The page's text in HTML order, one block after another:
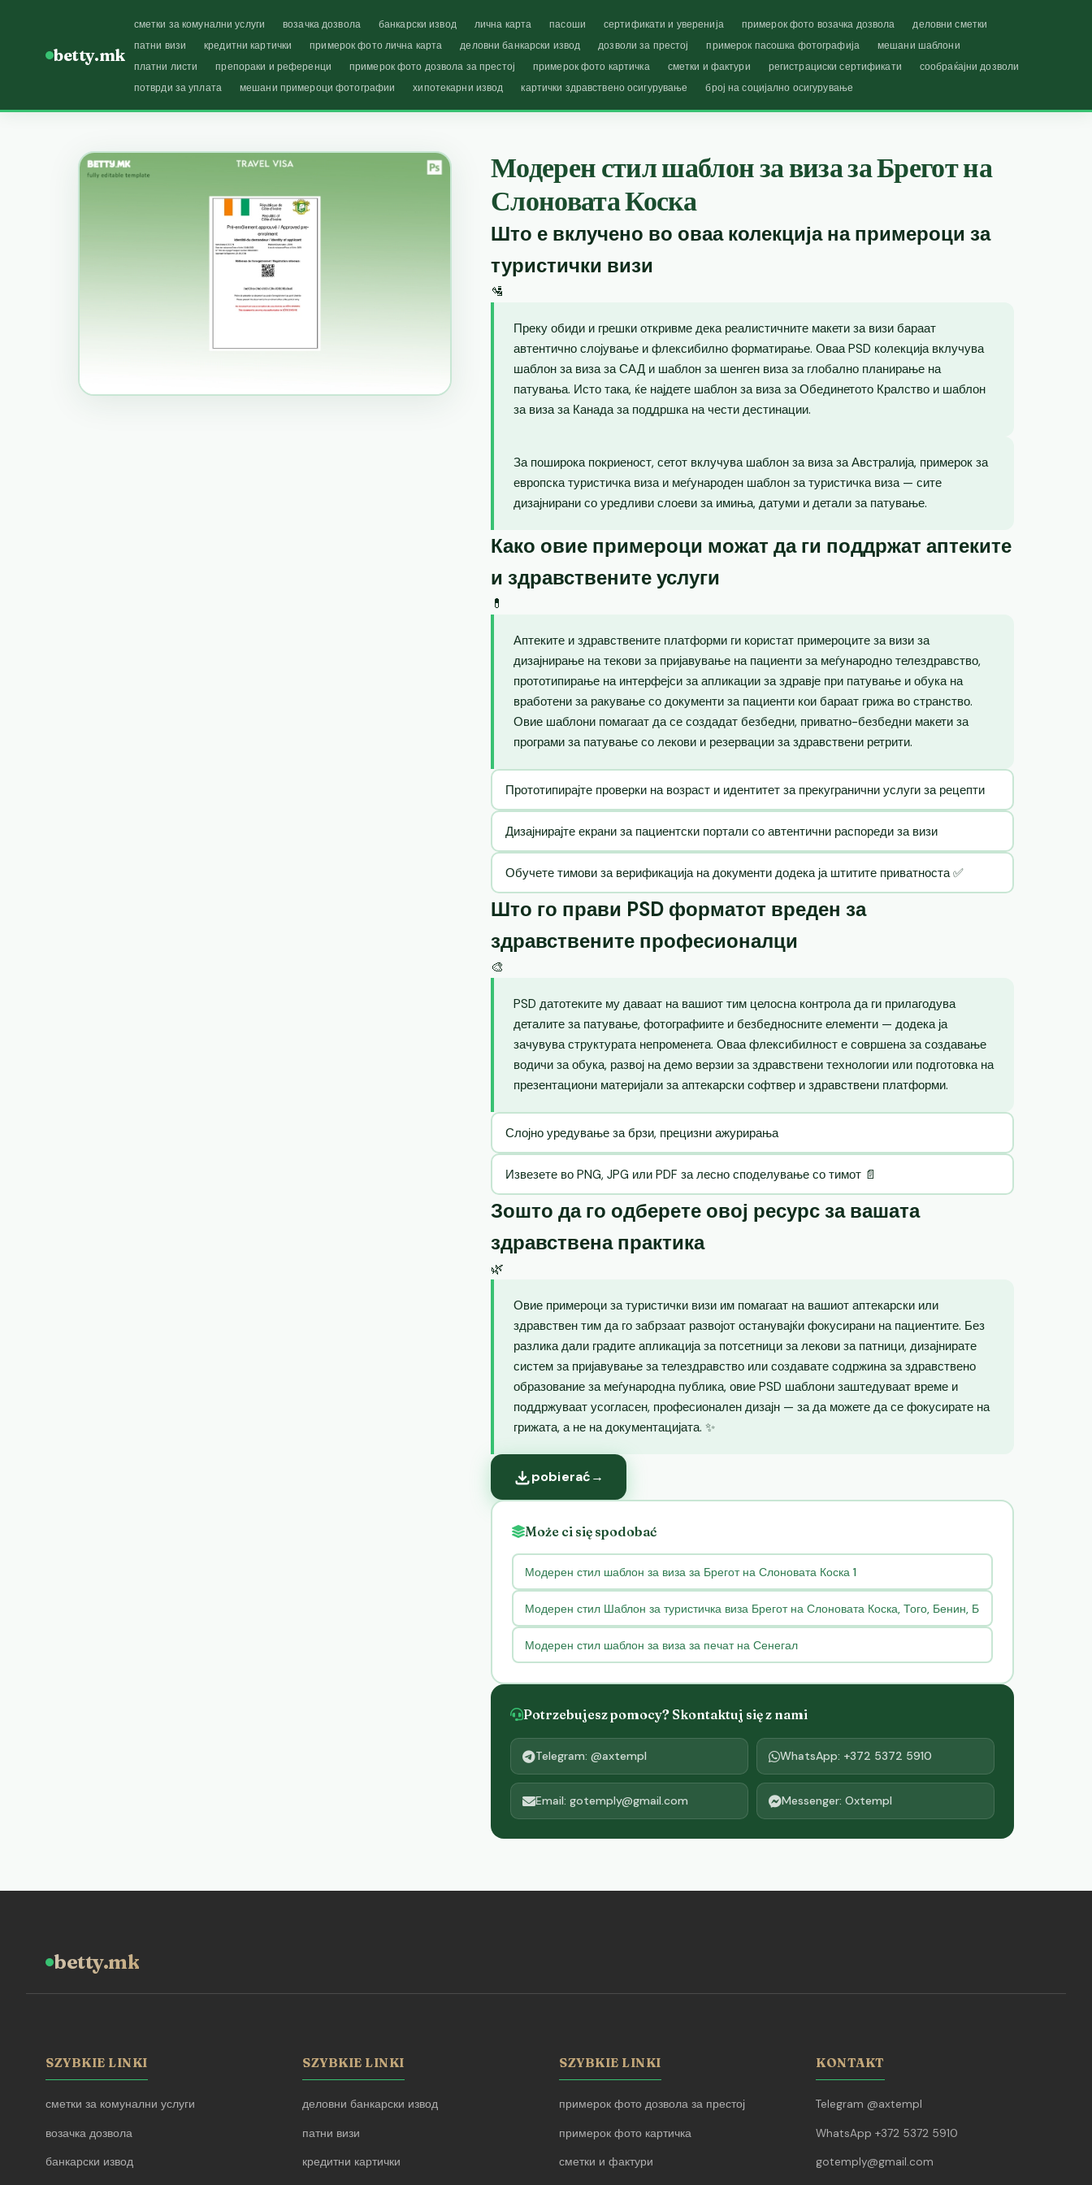
betty.mk
сметки за комунални услуги возачка дозвола банкарски извод лична карта пасоши сертификати и уверенија примерок фото возачка дозвола
деловни сметки
патни визи
кредитни картички примерок фото лична карта деловни банкарски извод дозволи за престој примерок пасошка фотографија
мешани шаблони
платни листи
препораки и референци примерок фото дозвола за престој примерок фото картичка сметки и фактури регистрациски сертификати
сообраќајни дозволи
потврди за уплата
мешани примероци фотографии хипотекарни извод картички здравствено осигурување број на социјално осигурување
Модерен стил шаблон за виза за Брегот на
Слоновата Коска
Што е вклучено во оваа колекција на примероци за
туристички визи
🛂
Преку обиди и грешки откривме дека реалистичните макети за визи бараат
автентично слојување и флексибилно форматирање. Оваа PSD колекција вклучува
шаблон за виза за САД и шаблон за шенген виза за глобално планирање на
патувања. Исто така, ќе најдете шаблон за виза за Обединетото Кралство и шаблон
за виза за Канада за поддршка на чести дестинации.
За поширока покриеност, сетот вклучува шаблон за виза за Австралија, примерок за
европска туристичка виза и меѓународен шаблон за туристичка виза — сите
дизајнирани со уредливи слоеви за имиња, датуми и детали за патување.
Како овие примероци можат да ги поддржат аптеките
и здравствените услуги
💊
Аптеките и здравствените платформи ги користат примероците за визи за
дизајнирање на текови за пријавување на пациенти за меѓународно телездравство,
прототипирање на интерфејси за апликации за здравје при патување и обука на
вработени за ракување со документи за пациенти кои бараат грижа во странство.
Овие шаблони помагаат да се создадат безбедни, приватно-безбедни макети за
програми за патување со лекови и резервации за здравствени ретрити.
Прототипирајте проверки на возраст и идентитет за прекугранични услуги за рецепти
Дизајнирајте екрани за пациентски портали со автентични распореди за визи
Обучете тимови за верификација на документи додека ја штитите приватноста ✅
Што го прави PSD форматот вреден за
здравствените професионалци
🎨
PSD датотеките му даваат на вашиот тим целосна контрола да ги прилагодува
деталите за патување, фотографиите и безбедносните елементи — додека ја
зачувува структурата непроменета. Оваа флексибилност е совршена за создавање
водичи за обука, развој на демо верзии за здравствени технологии или подготовка на
презентациони материјали за аптекарски софтвер и здравствени платформи.
Слојно уредување за брзи, прецизни ажурирања
Извезете во PNG, JPG или PDF за лесно споделување со тимот 📄
Зошто да го одберете овој ресурс за вашата
здравствена практика
🌿
Овие примероци за туристички визи им помагаат на вашиот аптекарски или
здравствен тим да го забрзаат развојот останувајќи фокусирани на пациентите. Без
разлика дали градите апликација за потсетници за лекови за патници, дизајнирате
систем за пријавување за телездравство или создавате содржина за здравствено
образование за меѓународна публика, овие PSD шаблони заштедуваат време и
поддржуваат усогласен, професионален дизајн — за да можете да се фокусирате на
грижата, а не на документацијата. ✨
pobierać→
Może ci się spodobać
Модерен стил шаблон за виза за Брегот на Слоновата Коска 1
Модерен стил Шаблон за туристичка виза Брегот на Слоновата Коска, Того, Бенин, Б
Модерен стил шаблон за виза за печат на Сенегал
Potrzebujesz pomocy? Skontaktuj się z nami
Telegram: @axtempl WhatsApp: +372 5372 5910
Email: gotemply@gmail.com Messenger: Oxtempl
betty.mk
SZYBKIE LINKI
сметки за комунални услуги
возачка дозвола
банкарски извод
SZYBKIE LINKI
деловни банкарски извод
патни визи
кредитни картички
SZYBKIE LINKI
примерок фото дозвола за престој
примерок фото картичка
сметки и фактури
KONTAKT
Telegram @axtempl
WhatsApp +372 5372 5910
gotemply@gmail.com